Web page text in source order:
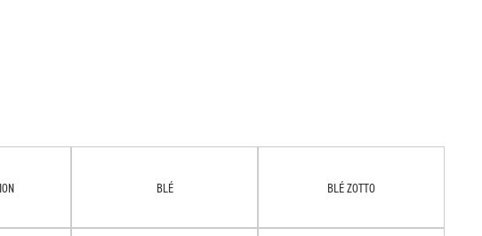
BLÉ BLÉ ZOTTO